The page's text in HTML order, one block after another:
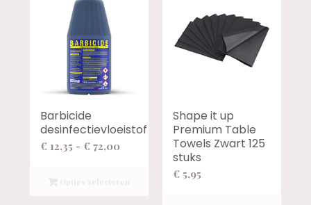
Barbicide
desinfectievloeistof
€ 12,35 - € 72,00Prijsklasse:
Shape it up
Premium Table
Towels Zwart 125
stuks
€ 5,95